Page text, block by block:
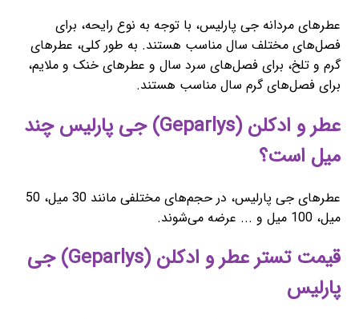
عطرهای مردانه جی پارلیس، با توجه به نوع رایحه، برای
فصل‌های مختلف سال مناسب هستند. به طور کلی، عطرهای
گرم و تلخ، برای فصل‌های سرد سال و عطرهای خنک و ملایم،
برای فصل‌های گرم سال مناسب هستند.
عطر و ادکلن (Geparlys) جی پارلیس چند
میل است؟
عطرهای جی پارلیس، در حجم‌های مختلفی مانند 30 میل، 50
میل، 100 میل و ... عرضه می‌شوند.
قیمت تستر عطر و ادکلن (Geparlys) جی
پارلیس